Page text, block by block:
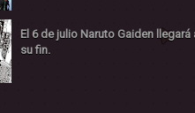
El 6 de julio Naruto Gaiden llegará
su fin.